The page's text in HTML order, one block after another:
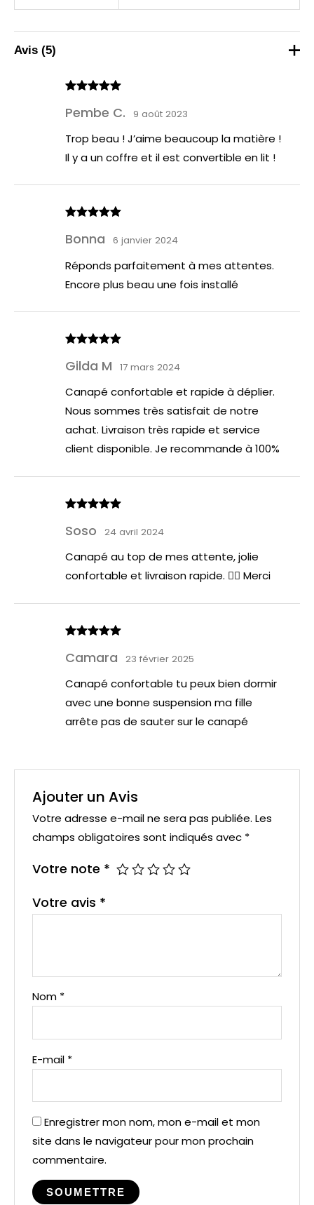
Avis (5)
5
Pembe C. 9 août 2023
Trop beau ! J’aime beaucoup la matière !
Il y a un coffre et il est convertible en lit !
5
Bonna 6 janvier 2024
Réponds parfaitement à mes attentes.
Encore plus beau une fois installé
5
Gilda M 17 mars 2024
Canapé confortable et rapide à déplier.
Nous sommes très satisfait de notre
achat. Livraison très rapide et service
client disponible. Je recommande à 100%
5
Soso 24 avril 2024
Canapé au top de mes attente, jolie
confortable et livraison rapide. 👍🏼 Merci
5
Camara 23 février 2025
Canapé confortable tu peux bien dormir
avec une bonne suspension ma fille
arrête pas de sauter sur le canapé
Ajouter un Avis
Votre adresse e-mail ne sera pas publiée. Les
champs obligatoires sont indiqués avec *
Votre note *
Votre avis *
Nom *
E-mail *
Enregistrer mon nom, mon e-mail et mon
site dans le navigateur pour mon prochain
commentaire.